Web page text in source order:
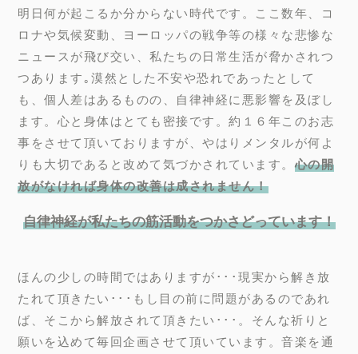
明日何が起こるか分からない時代です。ここ数年、コ
ロナや気候変動、ヨーロッパの戦争等の様々な悲惨な
ニュースが飛び交い、私たちの日常生活が脅かされつ
つあります｡漠然とした不安や恐れであったとして
も、個人差はあるものの、自律神経に悪影響を及ぼし
ます。心と身体はとても密接です。約１６年このお志
事をさせて頂いておりますが、やはりメンタルが何よ
りも大切であると改めて気づかされています。 心の開
放がなければ身体の改善は成されません！
自律神経が私たちの筋活動をつかさどっています！
ほんの少しの時間ではありますが･･･現実から解き放
たれて頂きたい･･･もし目の前に問題があるのであれ
ば、そこから解放されて頂きたい･･･。そんな祈りと
願いを込めて毎回企画させて頂いています。音楽を通